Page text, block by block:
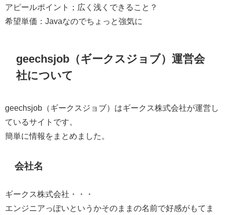
アピールポイント；広く浅くできること？
希望単価：Javaなのでちょっと強気に
geechsjob（ギークスジョブ）運営会
社について
geechsjob（ギークスジョブ）はギークス株式会社が運営し
ているサイトです。
簡単に情報をまとめました。
会社名
ギークス株式会社・・・
エンジニアっぽいというかそのままの名前で好感がもてま